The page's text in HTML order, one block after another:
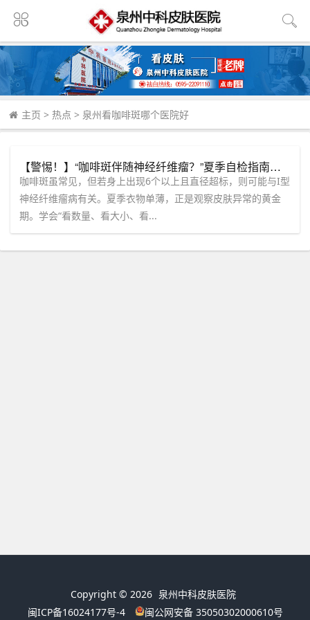
主页 > 热点 > 泉州看咖啡斑哪个医院好
【警惕！】“咖啡斑伴随神经纤维瘤？”夏季自检指南来了，泉州中科皮肤医院为您揭秘皮肤健康真相。
咖啡斑虽常见，但若身上出现6个以上且直径超标，则可能与I型
神经纤维瘤病有关。夏季衣物单薄，正是观察皮肤异常的黄金
期。学会“看数量、看大小、看...
Copyright © 2026 泉州中科皮肤医院
闽ICP备16024177号-4
闽公网安备 35050302000610号